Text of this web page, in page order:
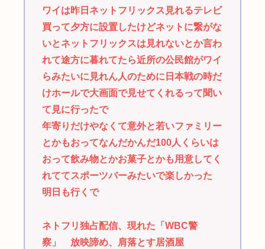
ワイは昨日ネットフリックス見れるテレビ
買って夕方に設置したけどネットに繋がな
いとネットフリックスは見れないとか言わ
れて途方に暮れてたら近所の公民館がワイ
らみたいに見れん人のために日本戦の時だ
けホールで大画面で見せてくれるって聞い
て見に行ったで
年寄りだけやなくて意外と若いファミリー
とかもおってなんだかんだ100人くらいは
おって飲み物とかお菓子とかも用意してく
れててスポーツバーみたいで楽しかった
明日も行くで
ネトフリ独占配信、現れた「WBC警
察」 放映諦め、肩落とす居酒屋